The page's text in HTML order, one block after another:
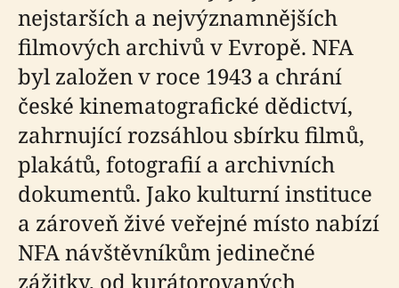
nejstarších a nejvýznamnějších
filmových archivů v Evropě. NFA
byl založen v roce 1943 a chrání
české kinematografické dědictví,
zahrnující rozsáhlou sbírku filmů,
plakátů, fotografií a archivních
dokumentů. Jako kulturní instituce
a zároveň živé veřejné místo nabízí
NFA návštěvníkům jedinečné
zážitky, od kurátorovaných